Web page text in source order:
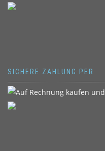
SICHERE ZAHLUNG PER